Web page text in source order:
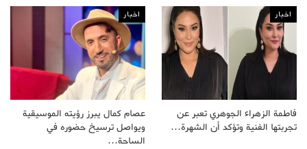
اخبار
فاطمة الزهراء الجوهري تعبر عن
تجربتها الفنية وتؤكد أن الشهرة…
اخبار
عصام كمال يبرز رؤيته الموسيقية
ويواصل ترسيخ حضوره في
الساحة…